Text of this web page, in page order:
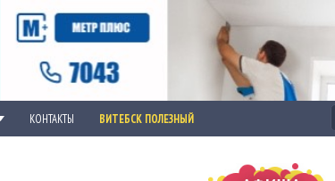
КОНТАКТЫ ВИТЕБСК ПОЛЕЗНЫЙ